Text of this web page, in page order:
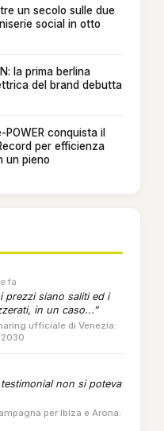
un secolo sulle due
social in otto
la prima berlina
del brand debutta
POWER conquista il
per efficienza
un pieno
fa
prezzi siano saliti ed i
in un caso...”
ufficiale di Venezia:
non si poteva
per Ibiza e Arona: